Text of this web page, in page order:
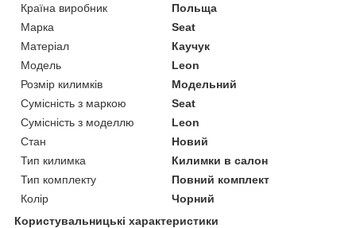
Країна виробник
Польща
Марка
Seat
Матеріал
Каучук
Модель
Leon
Розмір килимків
Модельний
Сумісність з маркою
Seat
Сумісність з моделлю
Leon
Стан
Новий
Тип килимка
Килимки в салон
Тип комплекту
Повний комплект
Колір
Чорний
Користувальницькі характеристики